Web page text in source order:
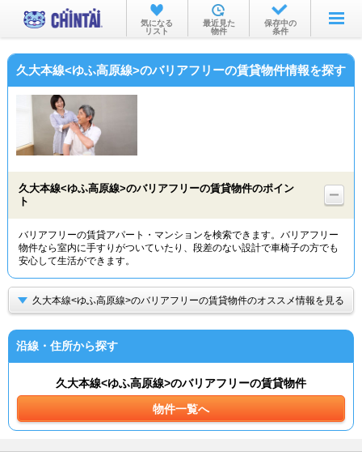
お部屋を探す
沿線・駅から
物件特集から
TOP
気になる
リスト
最近見た
物件
保存中の
条件
久大本線<ゆふ高原線>のバリアフリーの賃貸物件情報を探す
久大本線<ゆふ高原線>のバリアフリーの賃貸物件のポイン
ト
バリアフリーの賃貸アパート・マンションを検索できます。バリアフリー
物件なら室内に手すりがついていたり、段差のない設計で車椅子の方でも
安心して生活ができます。
久大本線<ゆふ高原線>のバリアフリーの賃貸物件のオススメ情報を見る
沿線・住所から探す
久大本線<ゆふ高原線>のバリアフリーの賃貸物件
物件一覧へ